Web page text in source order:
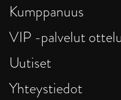
Kumppanuus
VIP -palvelut
Uutiset
Yhteystiedot